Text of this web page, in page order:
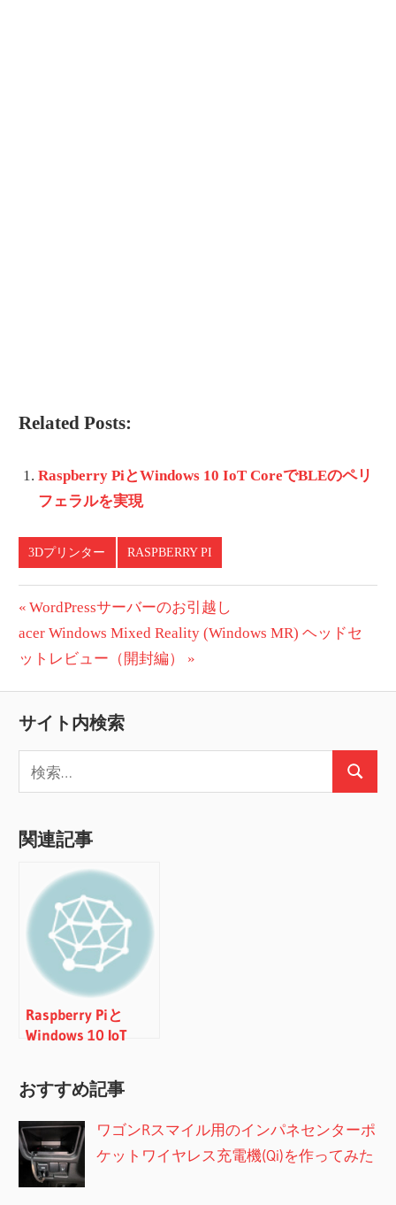
Related Posts:
Raspberry PiとWindows 10 IoT CoreでBLEのペリ
フェラルを実現
3Dプリンター RASPBERRY PI
投
稿
ビ
ゲ
ー
ョ
ン
前
の
投
WordPressサーバーのお引越し
次
の
acer Windows Mixed Reality (Windows MR) ヘッドセ
ットレビュー（開封編）
サイト内検索
索:
検
関連記事
Raspberry Piと
Windows 10 IoT
ェラルを実現
おすすめ記事
ワゴンRスマイル用のインパネセンターポ
ケットワイヤレス充電機(Qi)を作ってみた